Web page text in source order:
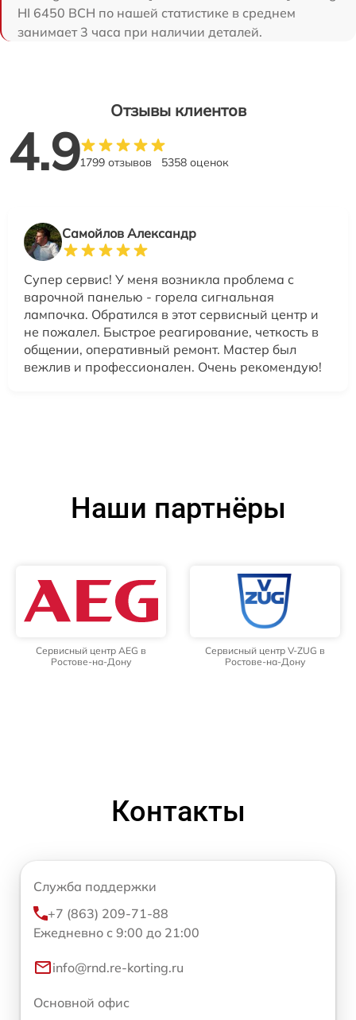
HI 6450 BCH по нашей статистике в среднем
занимает 3 часа при наличии деталей.
Отзывы клиентов
4.91799 отзывов 5358 оценок
Самойлов Александр
Супер сервис! У меня возникла проблема с
варочной панелью - горела сигнальная
лампочка. Обратился в этот сервисный центр и
не пожалел. Быстрое реагирование, четкость в
общении, оперативный ремонт. Мастер был
вежлив и профессионален. Очень рекомендую!
Наши партнёры
Сервисный центр AEG в
Ростове-на-Дону
Сервисный центр V-ZUG в
Ростове-на-Дону
Контакты
Служба поддержки
+7 (863) 209-71-88
Ежедневно с 9:00 до 21:00
info@rnd.re-korting.ru
Основной офис